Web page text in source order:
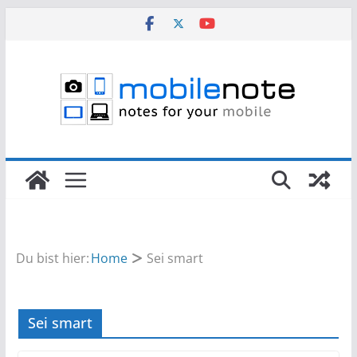
Du bist hier:Home Sei smart
Sei smart